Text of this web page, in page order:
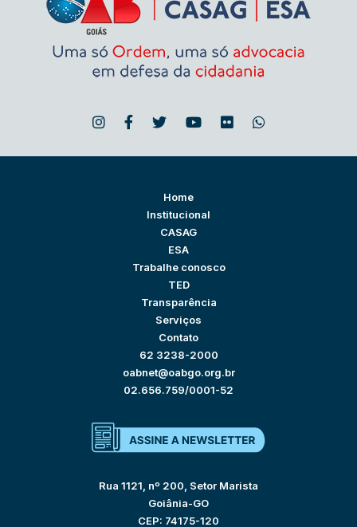
Home
Institucional
CASAG
ESA
Trabalhe conosco
TED
Transparência
Serviços
Contato
62 3238-2000
oabnet@oabgo.org.br
02.656.759/0001-52
Rua 1121, nº 200, Setor Marista
Goiânia-GO
CEP: 74175-120